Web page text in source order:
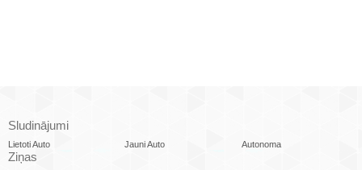
Sludinājumi
Lietoti Auto Jauni Auto Autonoma
Ziņas